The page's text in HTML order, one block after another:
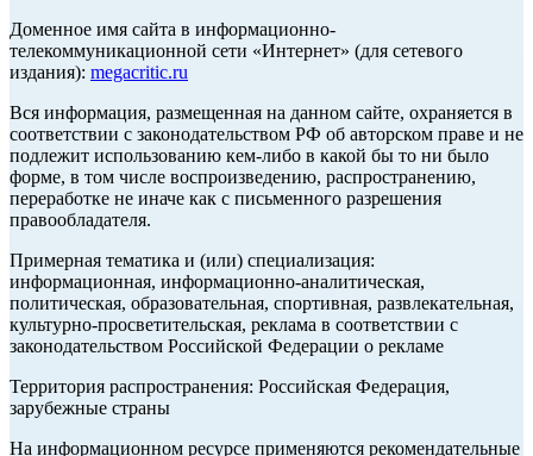
Доменное имя сайта в информационно-
телекоммуникационной сети «Интернет» (для сетевого
издания): megacritic.ru
Вся информация, размещенная на данном сайте, охраняется в
соответствии с законодательством РФ об авторском праве и не
подлежит использованию кем-либо в какой бы то ни было
форме, в том числе воспроизведению, распространению,
переработке не иначе как с письменного разрешения
правообладателя.
Примерная тематика и (или) специализация:
информационная, информационно-аналитическая,
политическая, образовательная, спортивная, развлекательная,
культурно-просветительская, реклама в соответствии с
законодательством Российской Федерации о рекламе
Территория распространения: Российская Федерация,
зарубежные страны
На информационном ресурсе применяются рекомендательные